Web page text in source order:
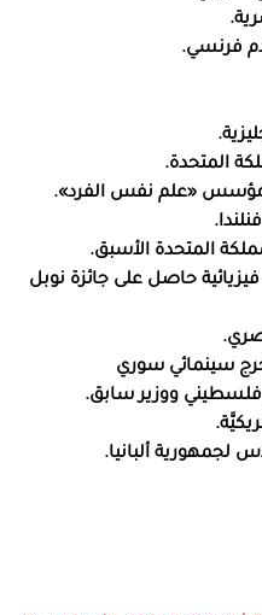
فيزيائية حاصل على جائزة نوبل